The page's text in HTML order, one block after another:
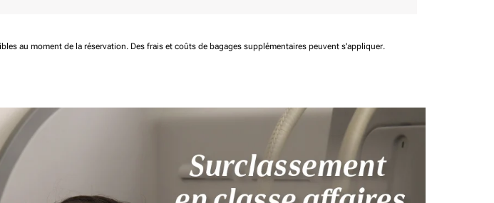
au moment de la réservation. Des frais et coûts de bagages supplémentaires peuvent s'appliquer.